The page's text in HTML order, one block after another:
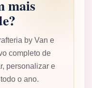
mais
by Van e
completo de
personalizar e
o ano.